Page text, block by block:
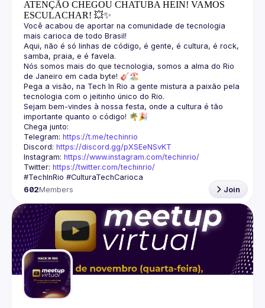
ATENÇÃO CHEGOU CHATUBA HEIN! VAMOS
ESCULACHAR! 💥✨
Você acabou de aportar na comunidade de tecnologia
Aqui, não é só linhas de código, é gente, é cultura, é rock,
Nós somos mais do que tecnologia, somos a alma do Rio
Pega a visão, na Tech In Rio a gente mistura a paixão pela
Sejam bem-vindes à nossa festa, onde a cultura é tão
Telegram: https://t.me/techinrio
Discord: https://discord.gg/pXSEeNSvKT
Instagram: https://www.instagram.com/techinrio/
Twitter: https://twitter.com/techinrio/
602Members Join